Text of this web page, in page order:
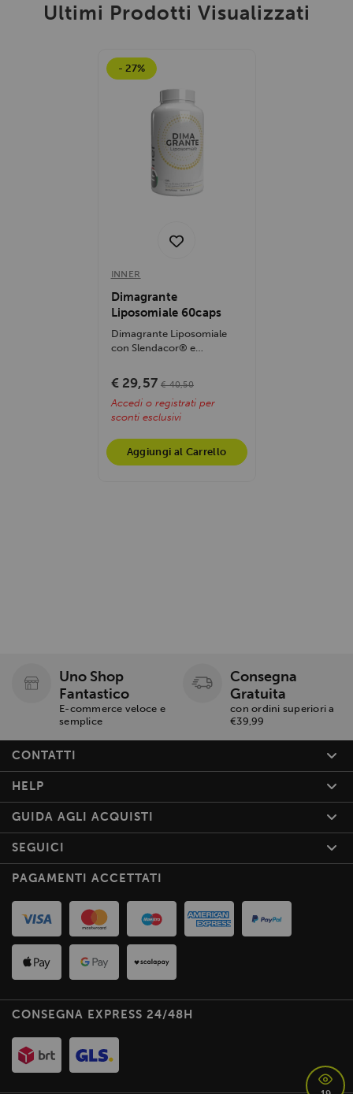
Ultimi Prodotti Visualizzati
- 27%
INNER
Dimagrante
Liposomiale 60caps
Dimagrante Liposomiale
con Slendacor® e
perdita di peso,...
€ 29,57 € 40,50
Accedi o registrati per
sconti esclusivi
Aggiungi al Carrello
Uno Shop
Fantastico
E-commerce veloce e
semplice
Consegna
Gratuita
con ordini superiori a
€39,99
CONTATTI
HELP
GUIDA AGLI ACQUISTI
SEGUICI
PAGAMENTI ACCETTATI
CONSEGNA EXPRESS 24/48H